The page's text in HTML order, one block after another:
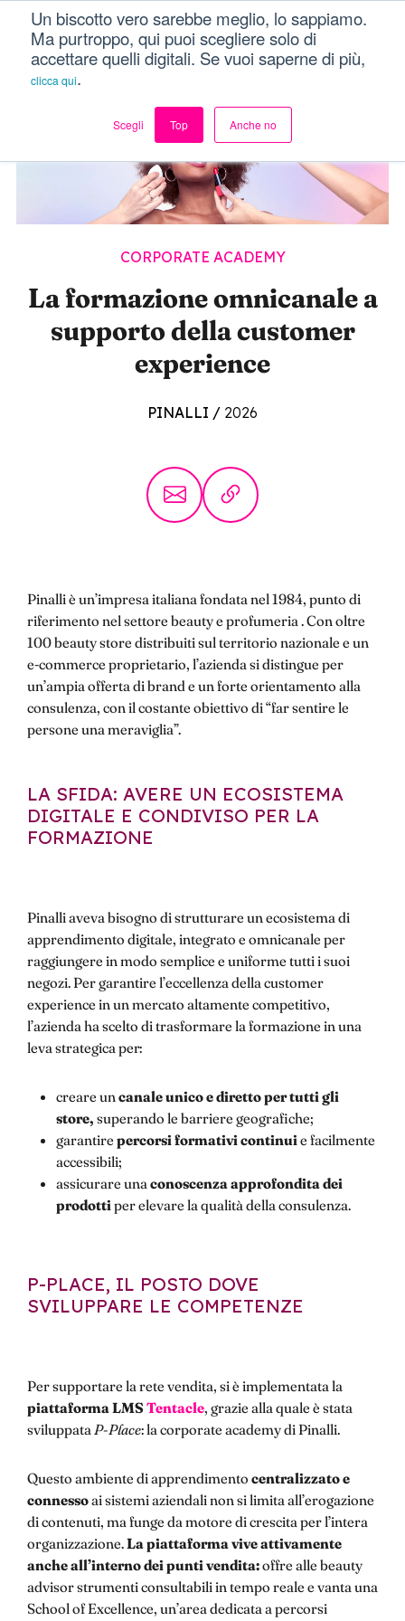
Un biscotto vero sarebbe meglio, lo sappiamo.
Ma purtroppo, qui puoi scegliere solo di
accettare quelli digitali. Se vuoi saperne di più,
clicca qui.
Scegli Top Anche no
Menu
CORPORATE ACADEMY
La formazione omnicanale a
supporto della customer
experience
PINALLI / 2026
Pinalli è un’impresa italiana fondata nel 1984, punto di
riferimento nel settore beauty e profumeria . Con oltre
100 beauty store distribuiti sul territorio nazionale e un
e-commerce proprietario, l’azienda si distingue per
un’ampia offerta di brand e un forte orientamento alla
consulenza, con il costante obiettivo di “far sentire le
persone una meraviglia”.
LA SFIDA: AVERE UN ECOSISTEMA
DIGITALE E CONDIVISO PER LA
FORMAZIONE
Pinalli aveva bisogno di strutturare un ecosistema di
apprendimento digitale, integrato e omnicanale per
raggiungere in modo semplice e uniforme tutti i suoi
negozi. Per garantire l’eccellenza della customer
experience in un mercato altamente competitivo,
l’azienda ha scelto di trasformare la formazione in una
leva strategica per:
creare un canale unico e diretto per tutti gli
store, superando le barriere geografiche;
garantire percorsi formativi continui e facilmente
accessibili;
assicurare una conoscenza approfondita dei
prodotti per elevare la qualità della consulenza.
P-PLACE, IL POSTO DOVE
SVILUPPARE LE COMPETENZE
Per supportare la rete vendita, si è implementata la
piattaforma LMS Tentacle, grazie alla quale è stata
sviluppata P-Place: la corporate academy di Pinalli.
Questo ambiente di apprendimento centralizzato e
connessoai sistemi aziendali non si limita all’erogazione
di contenuti, ma funge da motore di crescita per l’intera
organizzazione.La piattaforma vive attivamente
anche all’interno dei punti vendita:offre alle beauty
advisor strumenti consultabili in tempo reale e vanta una
School of Excellence, un’area dedicata a percorsi